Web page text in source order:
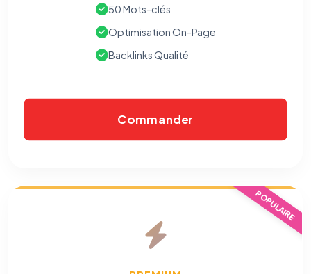
50 Mots-clés
Optimisation On-Page
Backlinks Qualité
Commander
POPULAIRE
Nécessaires au fonctionnement du site : session, sécurité,
mémorisation de vos choix de consentement. Ils ne